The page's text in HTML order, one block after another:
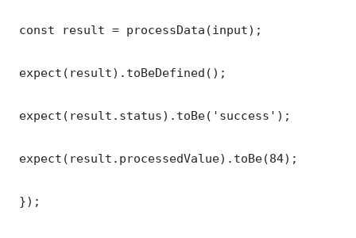
const result = processData(input);
expect(result).toBeDefined();
expect(result.status).toBe('success');
expect(result.processedValue).toBe(84);
});